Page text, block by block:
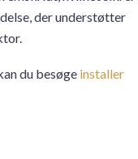
der understøtter
du besøge installer